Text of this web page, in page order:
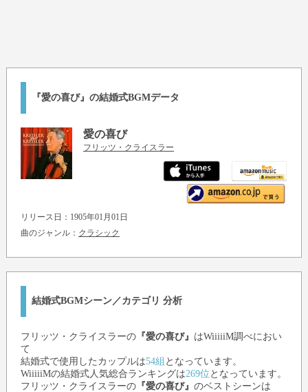
『愛の喜び』の結婚式BGMデータ
愛の喜び
フリッツ・クライスラー
リリース日：1905年01月01日
曲のジャンル： クラシック
結婚式BGMシーン／カテゴリ 分析
フリッツ・クライスラーの『愛の喜び』 はWiiiiiM調べにおい
て
結婚式で使用したカップルは54組 となっています。
WiiiiiMの結婚式人気総合ランキングは269位 となっています。
フリッツ・クライスラーの『愛の喜び』 のベストシーンは